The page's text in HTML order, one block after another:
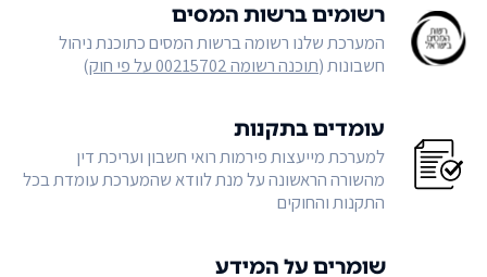
רשומים ברשות המסים
המערכת שלנו רשומה ברשות המסים כתוכנת ניהול
חשבונות (תוכנה רשומה 00215702 על פי חוק )
עומדים בתקנות
למערכת מייעצות פירמות רואי חשבון ועריכת דין
מהשורה הראשונה על מנת לוודא שהמערכת עומדת בכל
התקנות והחוקים
שומרים על המידע